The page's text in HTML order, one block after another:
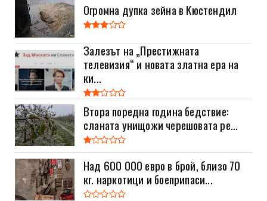
Огромна дупка зейна в Кюстендил
Залезът на „Престижната
телевизия“ и новата златна ера на
ки...
Втора поредна година бедствие:
сланата унищожи черешовата ре...
Над 600 000 евро в брой, близо 70
кг. наркотици и боеприпаси...